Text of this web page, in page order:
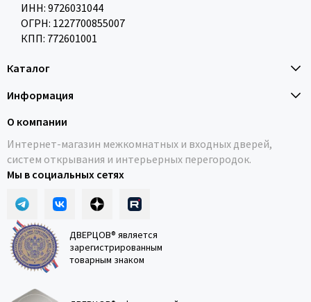
ИНН: 9726031044
ОГРН: 1227700855007
КПП: 772601001
Каталог
Информация
О компании
Интернет-магазин межкомнатных и входных дверей,
систем открывания и интерьерных перегородок.
Мы в социальных сетях
ДВЕРЦОВ® является
зарегистрированным
товарным знаком